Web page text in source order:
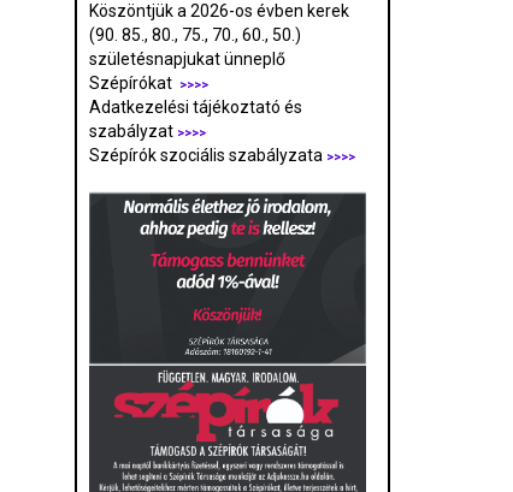
Köszöntjük a 2026-os évben kerek
(90. 85., 80., 75., 70., 60., 50.)
születésnapjukat ünneplő
Szépírókat
>>>>
Adatkezelési tájékoztató és
szabályzat >>>>
Szépírók szociális szabályzata >>>>